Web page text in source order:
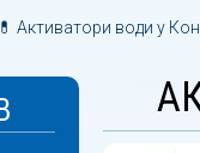
💊 Активатори води у